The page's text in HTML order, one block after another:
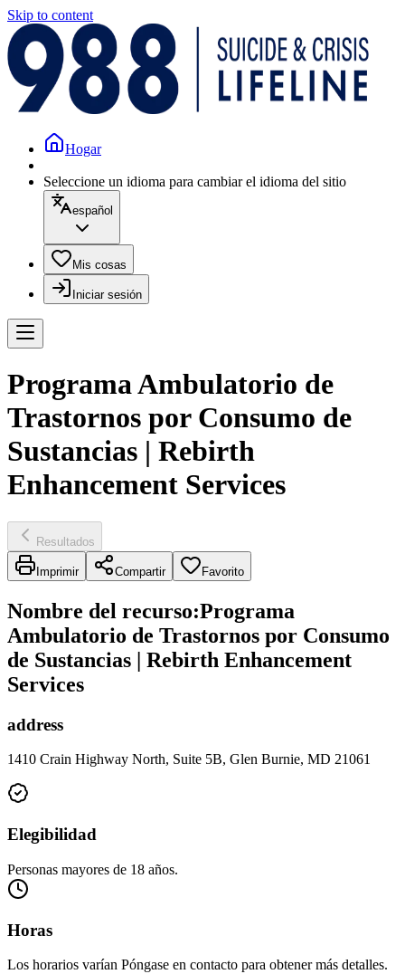
Skip to content
Hogar
Seleccione un idioma para cambiar el idioma del sitio
español
Mis cosas
Iniciar sesión
Programa Ambulatorio de
Trastornos por Consumo de
Sustancias | Rebirth
Enhancement Services
Resultados
Imprimir Compartir Favorito
Nombre del recurso:Programa
Ambulatorio de Trastornos por Consumo
de Sustancias | Rebirth Enhancement
Services
address
1410 Crain Highway North, Suite 5B, Glen Burnie, MD 21061
Elegibilidad
Personas mayores de 18 años.
Horas
Los horarios varían Póngase en contacto para obtener más detalles.